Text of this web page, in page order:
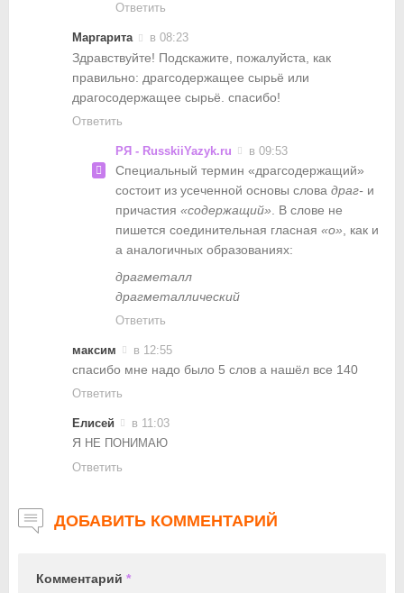
Ответить
Маргарита в 08:23
Здравствуйте! Подскажите, пожалуйста, как
правильно: драгсодержащее сырьё или
драгосодержащее сырьё. спасибо!
Ответить
РЯ - RusskiiYazyk.ru в 09:53
Специальный термин «драгсодержащий»
состоит из усеченной основы слова драг- и
причастия «содержащий» . В слове не
пишется соединительная гласная «о» , как и
а аналогичных образованиях:
драгметалл
драгметаллический
Ответить
максим в 12:55
спасибо мне надо было 5 слов а нашёл все 140
Ответить
Елисей в 11:03
Я НЕ ПОНИМАЮ
Ответить
ДОБАВИТЬ КОММЕНТАРИЙ
Комментарий *